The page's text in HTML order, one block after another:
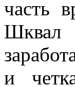
часть
Шквал
и